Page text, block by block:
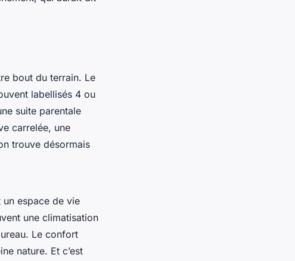
bout du terrain. Le
labellisés 4 ou
suite parentale
carrelée, une
trouve désormais
espace de vie
une climatisation
Le confort
nature. Et c’est